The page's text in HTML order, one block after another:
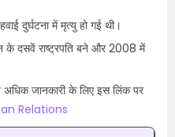
दुर्घटना में मृत्यु हो गई थी।
के दसवें राष्ट्रपति बने और 2008 में
जानकारी के लिए इस लिंक पर
Relations